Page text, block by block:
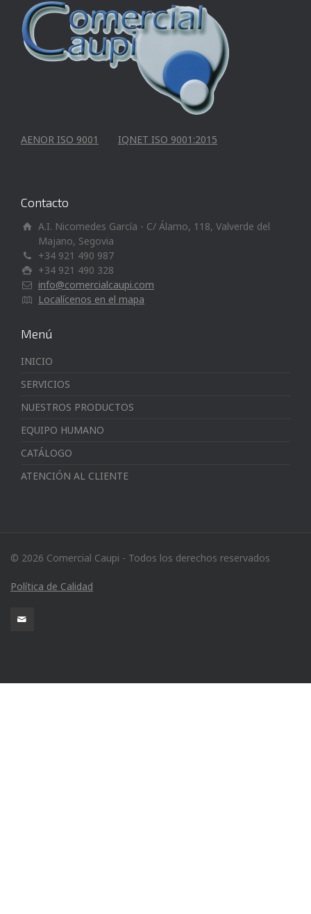
AENOR ISO 9001 IQNET ISO 9001:2015
Contacto
A.I. Nicomedes García - C/ Álamo, 118, Valverde del
Majano, Segovia
+34 921 490 987
+34 921 490 328
info@comercialcaupi.com
Localícenos en el mapa
Menú
INICIO
SERVICIOS
NUESTROS PRODUCTOS
EQUIPO HUMANO
CATÁLOGO
ATENCIÓN AL CLIENTE
© 2026 Comercial Caupi - Todos los derechos reservados
Política de Calidad